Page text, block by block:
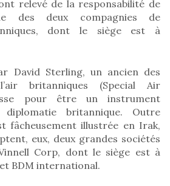
relevé de la responsabilité de
des deux compagnies de
dont le siège est à
David Sterling, un ancien des
britanniques (Special Air
pour être un instrument
britannique. Outre
fâcheusement illustrée en Irak,
eux, deux grandes sociétés
Corp, dont le siège est à
BDM international.